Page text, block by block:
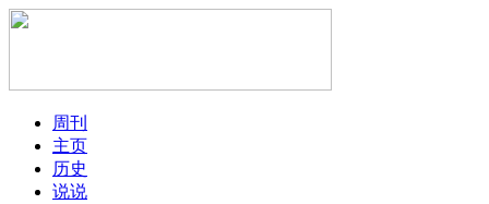
周刊
主页
历史
说说